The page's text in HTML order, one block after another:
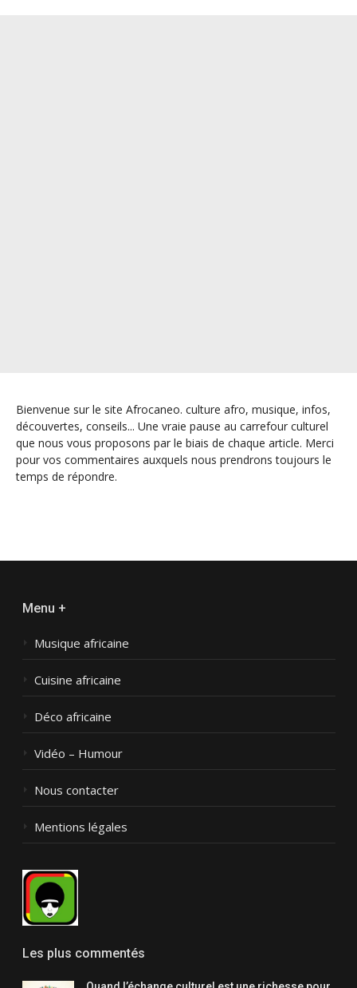
Bienvenue sur le site Afrocaneo. culture afro, musique, infos,
découvertes, conseils... Une vraie pause au carrefour culturel
que nous vous proposons par le biais de chaque article. Merci
pour vos commentaires auxquels nous prendrons toujours le
temps de répondre.
Menu +
Musique africaine
Cuisine africaine
Déco africaine
Vidéo – Humour
Nous contacter
Mentions légales
Les plus commentés